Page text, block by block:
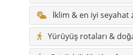
İklim & en iyi seyahat
Yürüyüş rotaları &